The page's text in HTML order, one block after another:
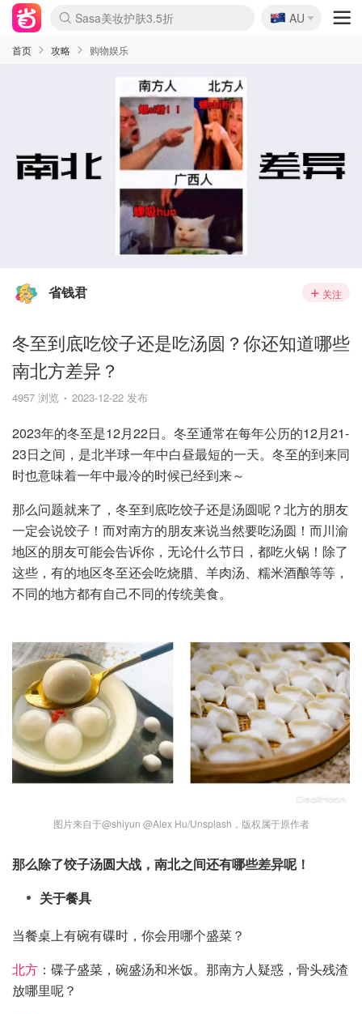
lululemon折扣上新
Sasa美妆护肤3.5折
SSENSE年中2.5折
FreshBeauty好价汇总
Cettire降价+叠9折
WWS Coles超市实拍
viagogo二手票捡漏
Myer超级周末
The Outnet奢牌1折起
David Jones 3折起
Flannels大牌1折
Perfumes Club护肤1折
AMIRO面罩$251
Amazon折扣汇总
eToro入金$200送$50
Amazon数码好物
ICONIC本周7.5折
ThedoubleF高奢地板价
Moose Knuckles 6折
丝芙兰5折起
EUFY摄像头$98
Selenichast首饰2折
Trip机票酒店促销
YSL送5件彩妆礼
Amazon家居好物
Amazon美妆护肤
雅漾大喷$8
过敏原检测盒$33
伊索独家赠50ml沐浴露
科颜氏高保湿面霜$29
SEALIFE海洋馆门票6折
丝塔芙大白罐$16
订阅Newsletter送香薰
Cult Beauty 6.8折
Harrods圣诞日历$525
LN-CC奢牌私促3折
d'Alba空姐喷雾$16
EVE LOM套装£56
Bernardelli独家4折
Adore Beauty 6折起
CT圣诞日历
Mytheresa奢品2.7折
Luxury Escapes 9折
Currentbody美容仪$881
MOON Garden Live
Roborock扫地机$649
Tingo Life水杯$24
Valentino官网5折
CR洗护套装$23
修丽可4件套$159
Myer彩妆2件7折
GANNI官网4.5折
Stylevana韩妆4折
Tessabit高奢8.5折
OGX洗发水$11
Amazon阿德莱德次日达
卡诗8.5折+赠礼
Philips Hue灯具8折
🇦🇺
AU
首页 攻略 购物娱乐
省钱君 关注
冬至到底吃饺子还是吃汤圆？你还知道哪些
南北方差异？
4957 浏览 2023-12-22 发布
2023年的冬至是12月22日。冬至通常在每年公历的12月21-
23日之间，是北半球一年中白昼最短的一天。冬至的到来同
时也意味着一年中最冷的时候已经到来～
那么问题就来了，冬至到底吃饺子还是汤圆呢？北方的朋友
一定会说饺子！而对南方的朋友来说当然要吃汤圆！而川渝
地区的朋友可能会告诉你，无论什么节日，都吃火锅！除了
这些，有的地区冬至还会吃烧腊、羊肉汤、糯米酒酿等等，
不同的地方都有自己不同的传统美食。
图片来自于@shiyun @Alex Hu/Unsplash，版权属于原作者
那么除了饺子汤圆大战，南北之间还有哪些差异呢！
关于餐具
当餐桌上有碗有碟时，你会用哪个盛菜？
北方 ：碟子盛菜，碗盛汤和米饭。那南方人疑惑，骨头残渣
放哪里呢？